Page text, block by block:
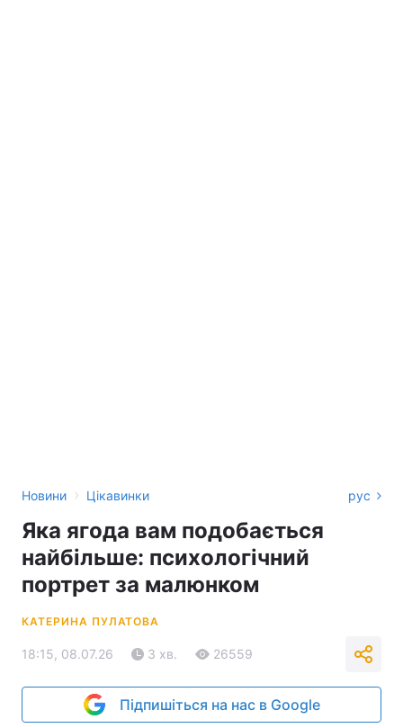
Новини › Цікавинки рус
Яка ягода вам подобається
найбільше: психологічний
портрет за малюнком
КАТЕРИНА ПУЛАТОВА
18:15, 08.07.26 3 хв. 26559
Підпишіться на нас в Google